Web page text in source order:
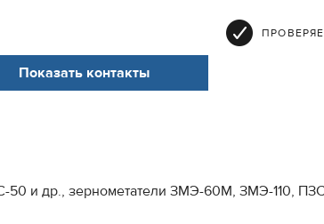
Показать контакты
и др., зернометатели ЗМЭ-60М, ЗМЭ-110,